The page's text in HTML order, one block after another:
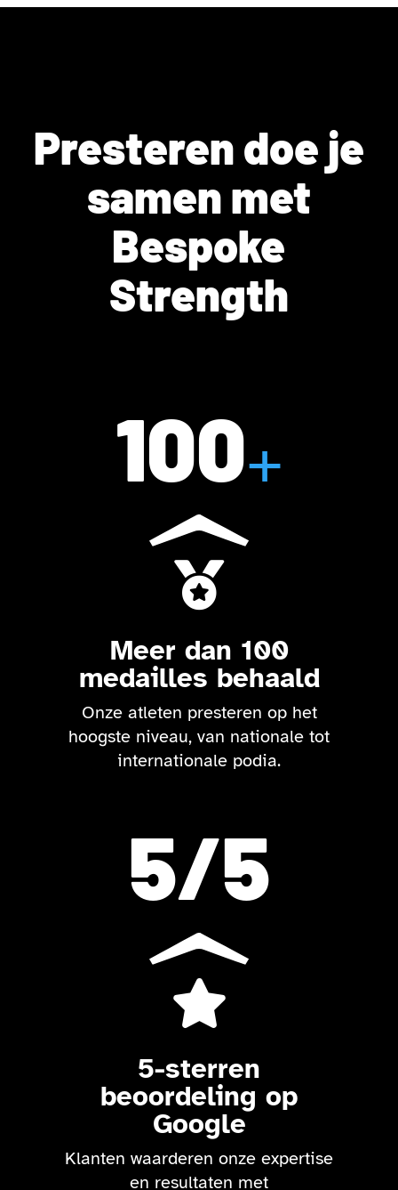
Presteren doe je
samen met
Bespoke
Strength
100+

Meer dan 100
medailles behaald
Onze atleten presteren op het
hoogste niveau, van nationale tot
internationale podia.
5/5

5-sterren
beoordeling op
Google
Klanten waarderen onze expertise
en resultaten met